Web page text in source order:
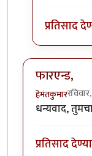
प्रतिसाद
फारएन्ड,
हेमंतकुमार
धन्यवाद,
प्रतिसाद